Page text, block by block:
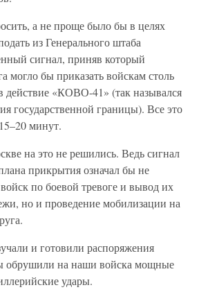
а не проще было бы в целях
из Генерального штаба
сигнал, приняв который
могло бы приказать войскам столь
действие «КОВО-41» (так назывался
государственной границы). Все это
минут.
на это не решились. Ведь сигнал
прикрытия означал бы не
по боевой тревоге и вывод их
но и проведение мобилизации на
и готовили распоряжения
обрушили на наши войска мощные
удары.